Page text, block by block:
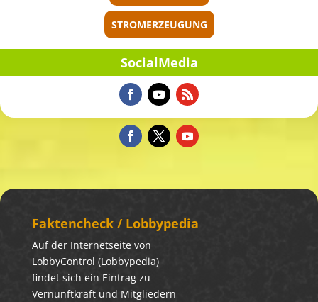
STROMERZEUGUNG
Social­Me­dia
Fakten­check / Lobbypedia
Auf der Internetseite von
LobbyControl (Lobbypedia)
findet sich ein Eintrag zu
Vernunftkraft und Mitgliedern